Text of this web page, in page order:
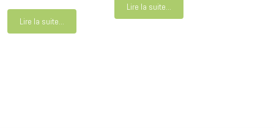
Lire la suite...
Lire la suite...